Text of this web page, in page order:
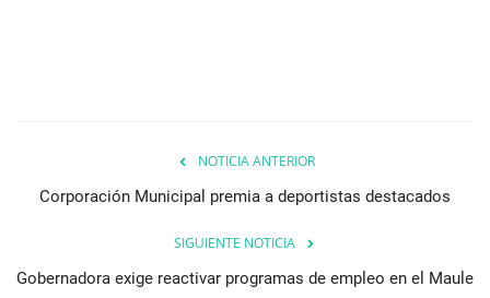
NOTICIA ANTERIOR
Corporación Municipal premia a deportistas destacados
SIGUIENTE NOTICIA
Gobernadora exige reactivar programas de empleo en el Maule